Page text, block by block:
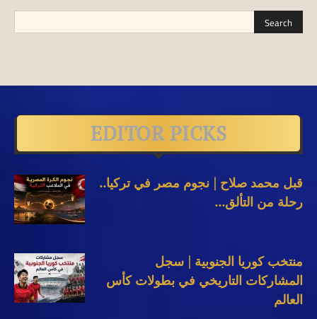
EDITOR PICKS
قبل محمد صلاح | نجوم مصر في تركيا..
رحلة من التألق...
منتخب كوريا الجنوبية | سجل
المشاركات التاريخي في بطولات كأس
العالم